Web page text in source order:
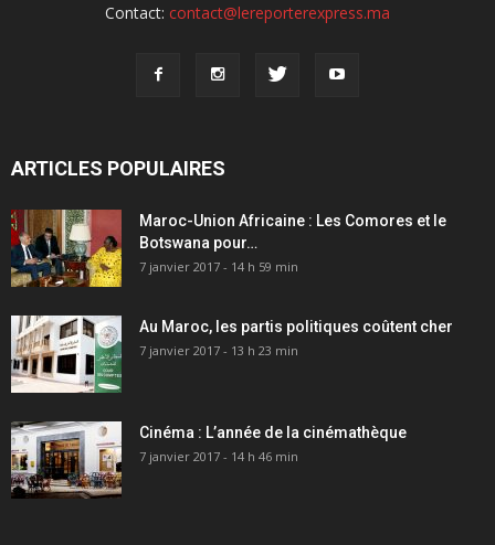
Contact: contact@lereporterexpress.ma
ARTICLES POPULAIRES
Maroc-Union Africaine : Les Comores et le
Botswana pour…
7 janvier 2017 - 14 h 59 min
Au Maroc, les partis politiques coûtent cher
7 janvier 2017 - 13 h 23 min
Cinéma : L’année de la cinémathèque
7 janvier 2017 - 14 h 46 min